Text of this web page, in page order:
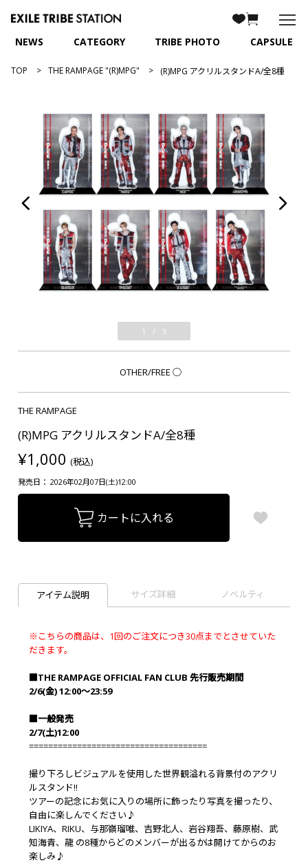
NEWS CATEGORY TRIBE PHOTO CAPSULE
TOP THE RAMPAGE "(R)MPG" (R)MPG アクリルスタンドA/全8種
1 / 3
OTHER/FREE ○
THE RAMPAGE
(R)MPG アクリルスタンドA/全8種
¥1,000 (税込)
発売日： 2026年02月07日(土)12:00
カートに入れる
アイテム説明 サイズ詳細 ノベルティ
※こちらの商品は、1回のご注文につき30点までとさせていた
だきます。
■THE RAMPAGE OFFICIAL FAN CLUB 先行販売期間
2/6(金) 12:00～23:59
■一般発売
2/7(土)12:00
=====================================
撮り下ろしビジュアルを使用した世界観溢れる背景付のアクリ
ルスタンド!!
ツアーの記念にお気に入りの場所に飾ったり写真を撮ったり、
自由に楽しんでください♪
LIKIYA、RIKU、与那嶺瑠唯、吉野北人、岩谷翔吾、藤原樹、武
知海青、龍 の8種からどのメンバーが出るかは開けてからのお
楽しみ♪